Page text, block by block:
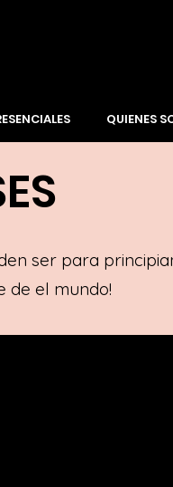
QUIENES
ser para
de el mundo!